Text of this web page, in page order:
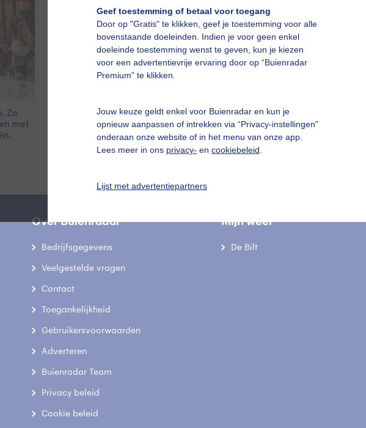
Geef toestemming of betaal voor toegang
Door op "Gratis" te klikken, geef je toestemming voor alle
bovenstaande doeleinden. Indien je voor geen enkel
doeleinde toestemming wenst te geven, kun je kiezen
voor een advertentievrije ervaring door op “Buienradar
Premium” te klikken.
Jouw keuze geldt enkel voor Buienradar en kun je
opnieuw aanpassen of intrekken via “Privacy-instellingen”
onderaan onze website of in het menu van onze app.
Lees meer in ons privacy- en cookiebeleid
Lijst met advertentiepartners
Zo
met
Over Buienradar
Bedrijfsgegevens
Veelgestelde vragen
Contact
Toegankelijkheid
Gebruikersvoorwaarden
Adverteren
Buienradar Team
Privacy beleid
Cookie beleid
Mijn weer
De Bilt